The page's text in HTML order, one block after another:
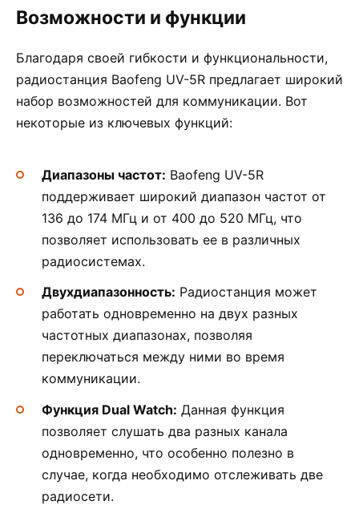
Возможности и функции
Благодаря своей гибкости и функциональности,
радиостанция Baofeng UV-5R предлагает широкий
набор возможностей для коммуникации. Вот
некоторые из ключевых функций:
Диапазоны частот: Baofeng UV-5R
поддерживает широкий диапазон частот от
136 до 174 МГц и от 400 до 520 МГц, что
позволяет использовать ее в различных
радиосистемах.
Двухдиапазонность: Радиостанция может
работать одновременно на двух разных
частотных диапазонах, позволяя
переключаться между ними во время
коммуникации.
Функция Dual Watch: Данная функция
позволяет слушать два разных канала
одновременно, что особенно полезно в
случае, когда необходимо отслеживать две
радиосети.